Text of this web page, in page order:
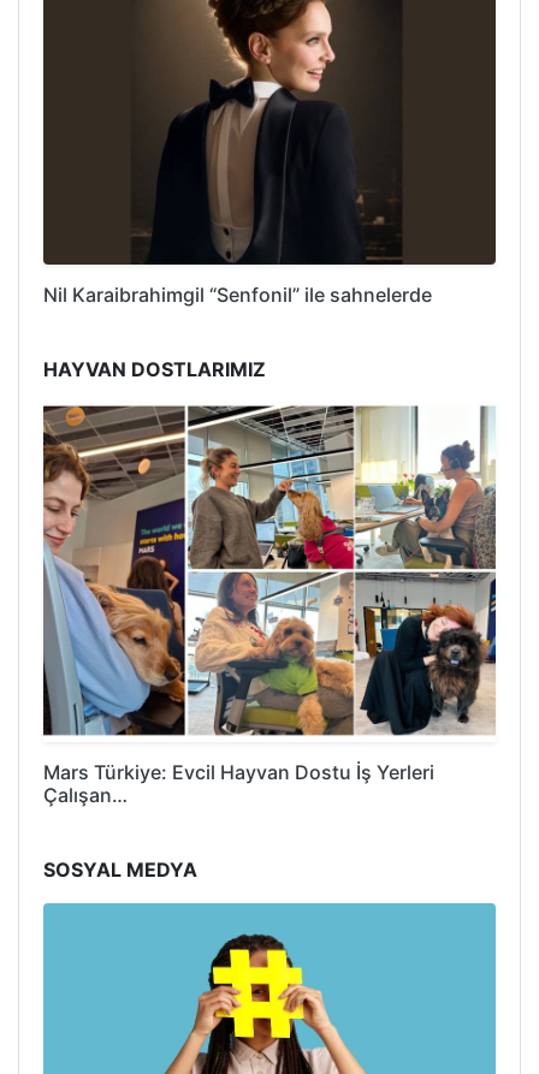
Nil Karaibrahimgil “Senfonil” ile sahnelerde
HAYVAN DOSTLARIMIZ
Mars Türkiye: Evcil Hayvan Dostu İş Yerleri
Çalışan…
SOSYAL MEDYA